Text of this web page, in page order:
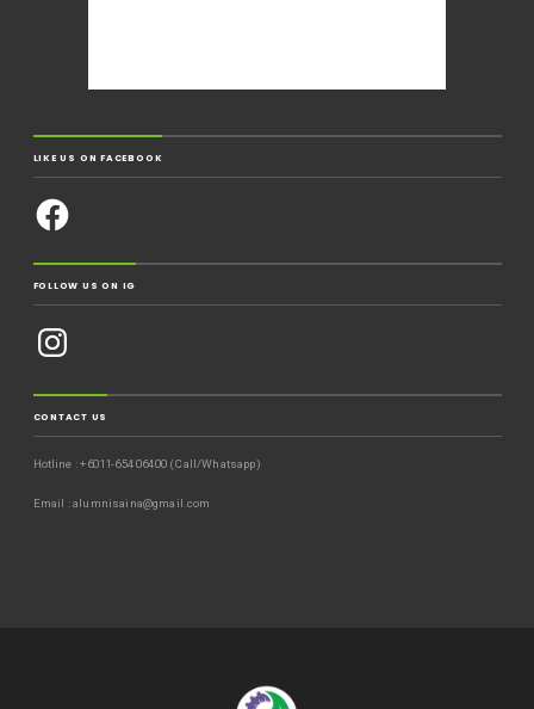
LIKE US ON FACEBOOK
FOLLOW US ON IG
CONTACT US
Hotline : +6011-654 06400 (Call/Whatsapp)
Email : alumnisaina@gmail.com